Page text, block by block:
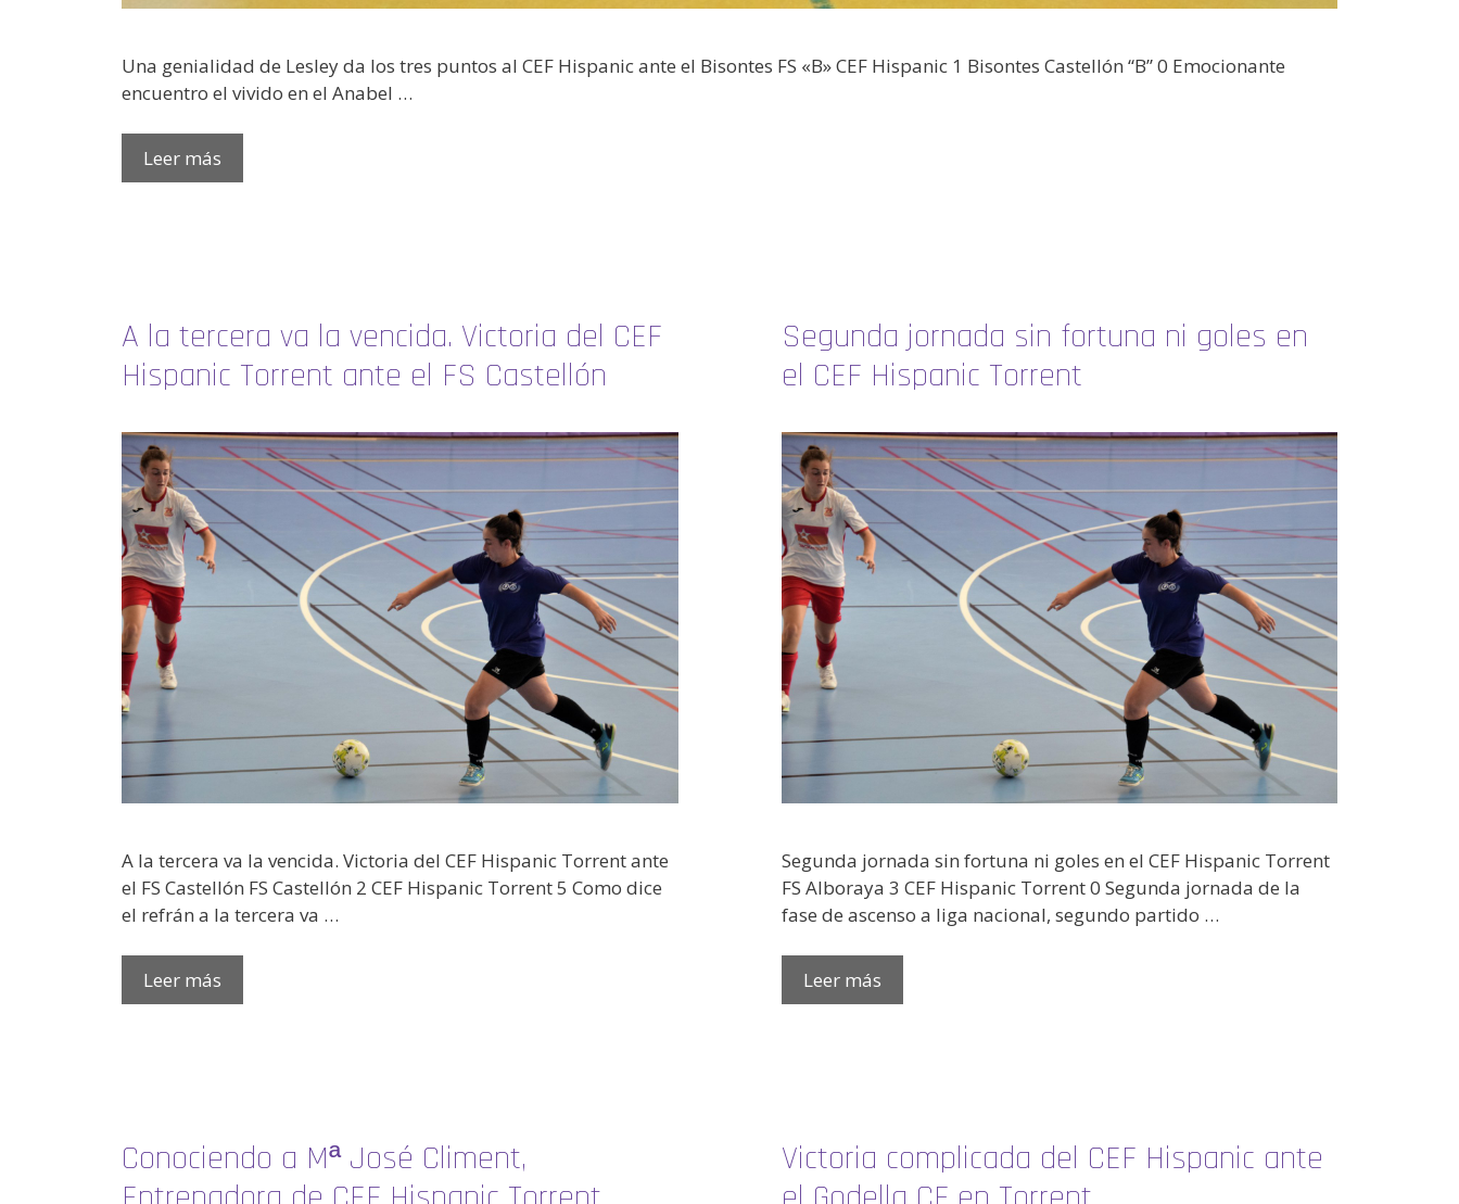
Una genialidad de Lesley da los tres puntos al CEF Hispanic ante el Bisontes FS «B» CEF Hispanic 1 Bisontes Castellón “B” 0 Emocionante
encuentro el vivido en el Anabel …
Leer más
A la tercera va la vencida. Victoria del CEF
Hispanic Torrent ante el FS Castellón
A la tercera va la vencida. Victoria del CEF Hispanic Torrent ante
el FS Castellón FS Castellón 2 CEF Hispanic Torrent 5 Como dice
el refrán a la tercera va …
Leer más
Segunda jornada sin fortuna ni goles en
el CEF Hispanic Torrent
Segunda jornada sin fortuna ni goles en el CEF Hispanic Torrent
FS Alboraya 3 CEF Hispanic Torrent 0 Segunda jornada de la
fase de ascenso a liga nacional, segundo partido …
Leer más
Conociendo a Mª José Climent,
Victoria complicada del CEF Hispanic ante